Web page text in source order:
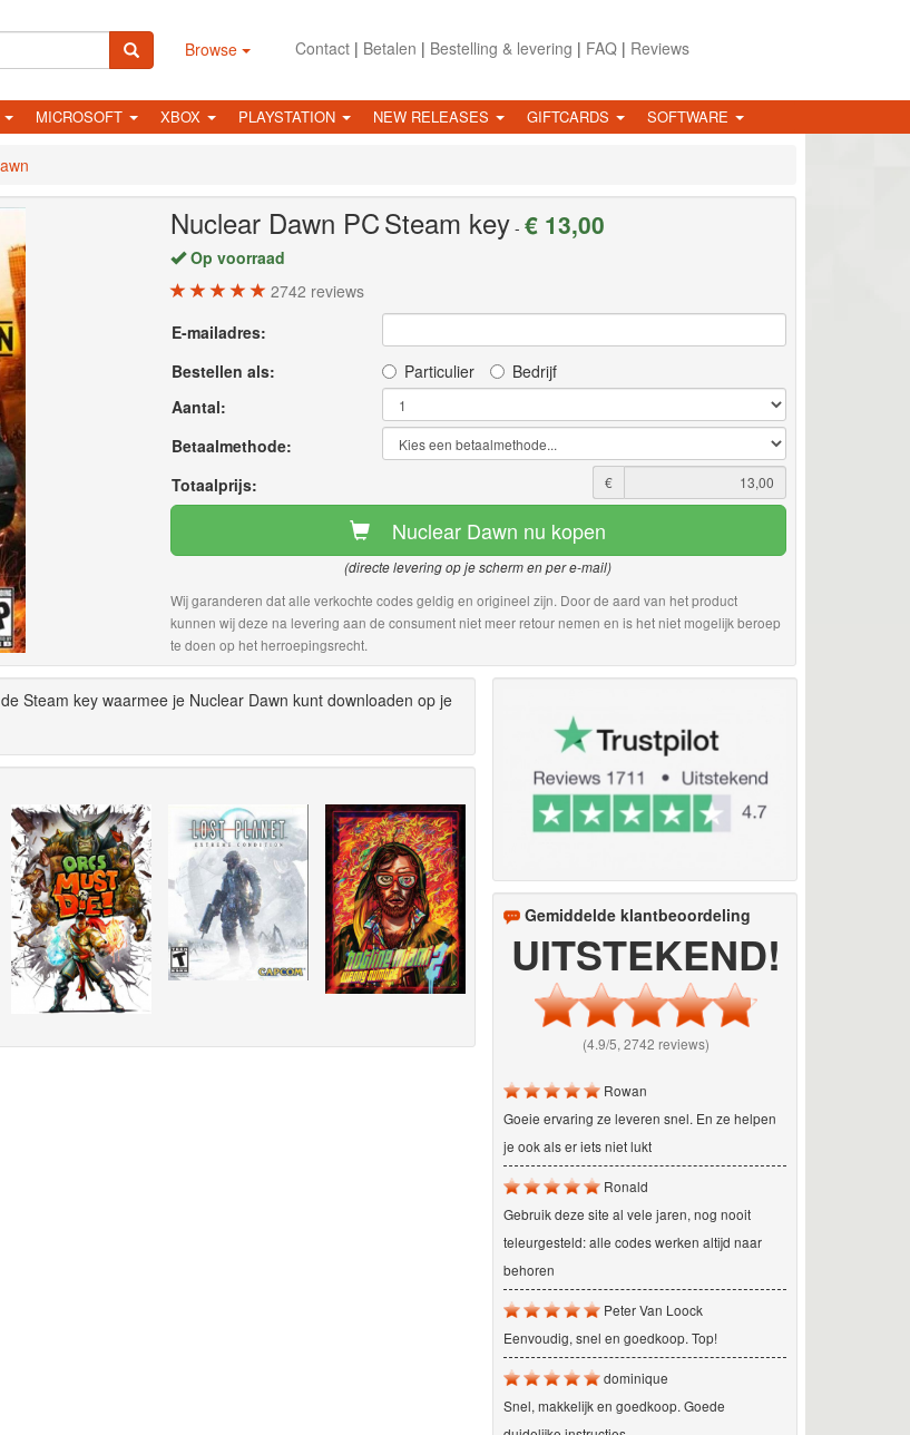
Browse Contact| Betalen | Bestelling & levering | FAQ| Reviews
MICROSOFT XBOX PLAYSTATION NEW RELEASES GIFTCARDS SOFTWARE
Nuclear Dawn PCSteam key - € 13,00
Op voorraad
2742 reviews
E-mailadres:
Bestellen als:
Particulier
Bedrijf
Aantal:
Betaalmethode:
Totaalprijs:
€
Nuclear Dawn nu kopen
(directe levering op je scherm en per e-mail)
Wij garanderen dat alle verkochte codes geldig en origineel zijn. Door de aard van het product
kunnen wij deze na levering aan de consument niet meer retour nemen en is het niet mogelijk beroep
te doen op het herroepingsrecht.
Steam key waarmee je Nuclear Dawn kunt downloaden op je
Gemiddelde klantbeoordeling
UITSTEKEND!
(4.9/5, 2742 reviews)
Rowan
Goeie ervaring ze leveren snel. En ze helpen
je ook als er iets niet lukt
Ronald
Gebruik deze site al vele jaren, nog nooit
teleurgesteld: alle codes werken altijd naar
behoren
Peter Van Loock
Eenvoudig, snel en goedkoop. Top!
dominique
Snel, makkelijk en goedkoop. Goede